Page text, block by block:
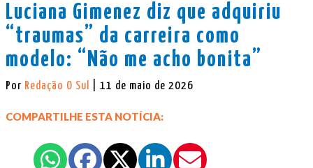
Luciana Gimenez diz que adquiriu
“traumas” da carreira como
modelo: “Não me acho bonita”
Por Redação O Sul | 11 de maio de 2026
COMPARTILHE ESTA NOTÍCIA: